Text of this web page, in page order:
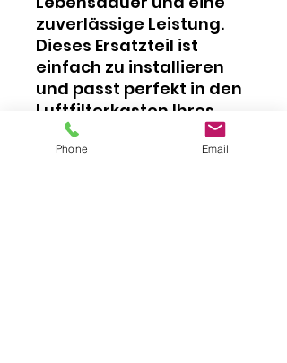
zuverlässige Leistung.
Dieses Ersatzteil ist
einfach zu installieren
und passt perfekt in den
Luftfilterkasten Ihres
Kawasaki-Motorrads.
Wenn Sie auf der Suche
Phone Email